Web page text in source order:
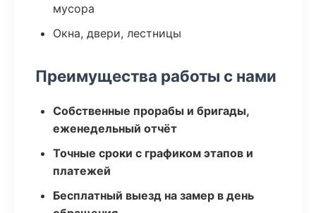
мусора
Окна, двери, лестницы
Преимущества работы с нами
Собственные прорабы и бригады,
еженедельный отчёт
Точные сроки с графиком этапов и
платежей
Бесплатный выезд на замер в день